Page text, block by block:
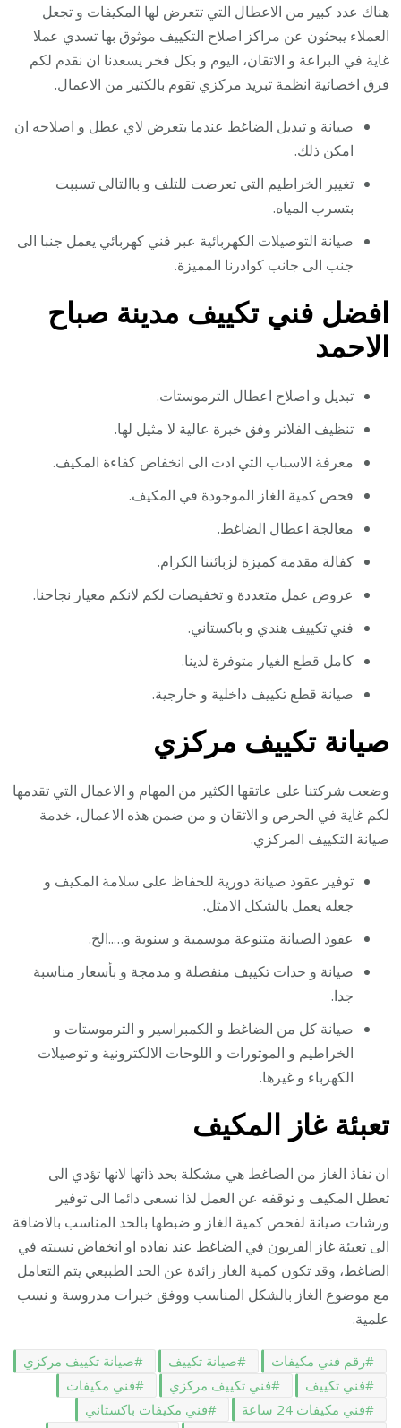
هناك عدد كبير من الاعطال التي تتعرض لها المكيفات و تجعل
العملاء يبحثون عن مراكز اصلاح التكييف موثوق بها تسدي عملا
غاية في البراعة و الاتقان، اليوم و بكل فخر يسعدنا ان نقدم لكم
فرق اخصائية انظمة تبريد مركزي تقوم بالكثير من الاعمال.
صيانة و تبديل الضاغط عندما يتعرض لاي عطل و اصلاحه ان
امكن ذلك.
تغيير الخراطيم التي تعرضت للتلف و باالتالي تسببت
بتسرب المياه.
صيانة التوصيلات الكهربائية عبر فني كهربائي يعمل جنبا الى
جنب الى جانب كوادرنا المميزة.
افضل فني تكييف مدينة صباح
الاحمد
تبديل و اصلاح اعطال الترموستات.
تنظيف الفلاتر وفق خبرة عالية لا مثيل لها.
معرفة الاسباب التي ادت الى انخفاض كفاءة المكيف.
فحص كمية الغاز الموجودة في المكيف.
معالجة اعطال الضاغط.
كفالة مقدمة كميزة لزبائننا الكرام.
عروض عمل متعددة و تخفيضات لكم لانكم معيار نجاحنا.
فني تكييف هندي و باكستاني.
كامل قطع الغيار متوفرة لدينا.
صيانة قطع تكييف داخلية و خارجية.
صيانة تكييف مركزي
وضعت شركتنا على عاتقها الكثير من المهام و الاعمال التي تقدمها
لكم غاية في الحرص و الاتقان و من ضمن هذه الاعمال، خدمة
صيانة التكييف المركزي.
توفير عقود صيانة دورية للحفاظ على سلامة المكيف و
جعله يعمل بالشكل الامثل.
عقود الصيانة متنوعة موسمية و سنوية و…..الخ.
صيانة و حدات تكييف منفصلة و مدمجة و بأسعار مناسبة
جدا.
صيانة كل من الضاغط و الكمبراسير و الترموستات و
الخراطيم و الموتورات و اللوحات الالكترونية و توصيلات
الكهرباء و غيرها.
تعبئة غاز المكيف
ان نفاذ الغاز من الضاغط هي مشكلة بحد ذاتها لانها تؤدي الى
تعطل المكيف و توقفه عن العمل لذا نسعى دائما الى توفير
ورشات صيانة لفحص كمية الغاز و ضبطها بالحد المناسب بالاضافة
الى تعبئة غاز الفريون في الضاغط عند نفاذه او انخفاض نسبته في
الضاغط، وقد تكون كمية الغاز زائدة عن الحد الطبيعي يتم التعامل
مع موضوع الغاز بالشكل المناسب ووفق خبرات مدروسة و نسب
علمية.
رقم فني مكيفات صيانة تكييف
صيانة تكييف مركزي
فني تكييف
فني تكييف مركزي
فني مكيفات
فني مكيفات 24 ساعة
فني مكيفات باكستاني